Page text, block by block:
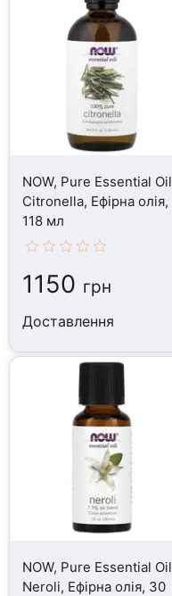
NOW, Pure Essential Oil
Citronella, Ефірна олія,
118 мл
1150 грн
Доставлення
NOW, Pure Essential Oil
Neroli, Ефірна олія, 30